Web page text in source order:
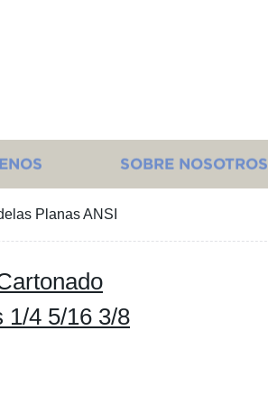
SOBRE NOSOTROS
Planas ANSI
1/4 5/16 3/8